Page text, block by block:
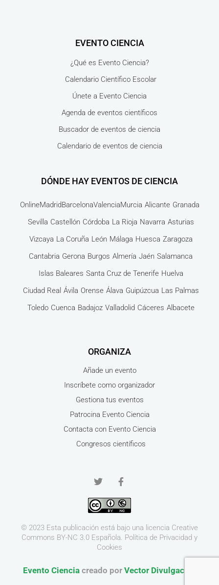
EVENTO CIENCIA
¿Qué es Evento Ciencia?
Calendario Científico Escolar
Únete a Evento Ciencia
Agenda de eventos científicos
Buscador de eventos de ciencia
Calendario de eventos de ciencia
DÓNDE HAY EVENTOS DE CIENCIA
OnlineMadridBarcelonaValenciaMurcia Alicante Granada
Sevilla Castellón Córdoba La Rioja Navarra Asturias
Vizcaya La Coruña León Málaga Huesca Zaragoza
Cantabria Gerona Burgos Almería Jaén Salamanca
Islas Baleares Santa Cruz de Tenerife Huelva
Ciudad Real Ávila Orense Álava Guipúzcua Las Palmas
Toledo Cuenca Badajoz Valladolid Cáceres Albacete
ORGANIZA
Añade un evento
Inscríbete como organizador
Gestiona tus eventos
Patrocina Evento Ciencia
Contacta con Evento Ciencia
Congresos científicos
© 2023 Esta publicación está bajo una licencia Creative
Commons BY-NC 3.0 Española. Política de Privacidad y
Cookies
Evento Cienciacreado por Vector Divulgación